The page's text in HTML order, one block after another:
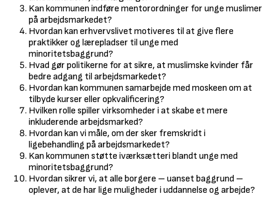
Kan kommunen indføre mentorordninger for unge muslimer
på arbejdsmarkedet?
Hvordan kan erhvervslivet motiveres til at give flere
praktikker og lærepladser til unge med
minoritetsbaggrund?
Hvad gør politikerne for at sikre, at muslimske kvinder får
bedre adgang til arbejdsmarkedet?
Hvordan kan kommunen samarbejde med moskeen om at
tilbyde kurser eller opkvalificering?
Hvilken rolle spiller virksomheder i at skabe et mere
inkluderende arbejdsmarked?
Hvordan kan vi måle, om der sker fremskridt i
ligebehandling på arbejdsmarkedet?
Kan kommunen støtte iværksætteri blandt unge med
minoritetsbaggrund?
Hvordan sikrer vi, at alle borgere – uanset baggrund –
oplever, at de har lige muligheder i uddannelse og arbejde?